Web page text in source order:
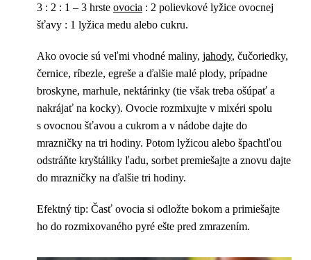
3 : 2 : 1 – 3 hrste ovocia : 2 polievkové lyžice ovocnej
šťavy : 1 lyžica medu alebo cukru.
Ako ovocie sú veľmi vhodné maliny, jahody, čučoriedky,
černice, ríbezle, egreše a ďalšie malé plody, prípadne
broskyne, marhule, nektárinky (tie však treba ošúpať a
nakrájať na kocky). Ovocie rozmixujte v mixéri spolu
s ovocnou šťavou a cukrom a v nádobe dajte do
mrazničky na tri hodiny. Potom lyžicou alebo špachtľou
odstráňte kryštáliky ľadu, sorbet premiešajte a znovu dajte
do mrazničky na ďalšie tri hodiny.
Efektný tip: Časť ovocia si odložte bokom a primiešajte
ho do rozmixovaného pyré ešte pred zmrazením.